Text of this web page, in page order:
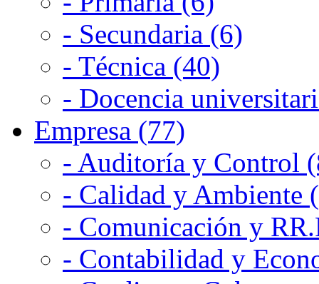
- Secundaria (6)
- Técnica (40)
- Docencia
Empresa (77)
- Auditoría y Control
- Calidad y Ambiente
- Comunicación y
- Contabilidad y